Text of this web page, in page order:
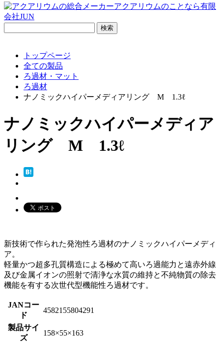
トップページ
全ての製品
ろ過材・マット
ろ過材
ナノミックハイパーメディアリング M 1.3ℓ
ナノミックハイパーメディア
リング M 1.3ℓ
新技術で作られた発泡性ろ過材のナノミックハイパーメディ
ア。
軽量かつ超多孔質構造による極めて高いろ過能力と遠赤外線
及び金属イオンの照射で清浄な水質の維持と不純物質の除去
機能を有する次世代型機能性ろ過材です。
JANコー
ド
4582155804291
製品サイ
ズ
158×55×163